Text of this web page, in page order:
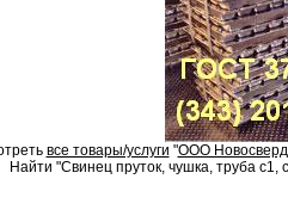
все товары/услуги "ООО
Найти "Свинец пруток, чушка, труба с1,